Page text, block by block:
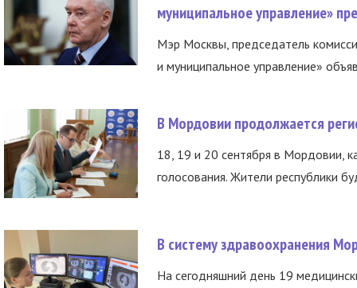
муниципальное управление»
Мэр Москвы, председатель
и муниципальное управление»
В Мордовии продолжается
18, 19 и 20 сентября в Мордовии,
голосования. Жители республики
В систему здравоохранения
На сегодняшний день 19